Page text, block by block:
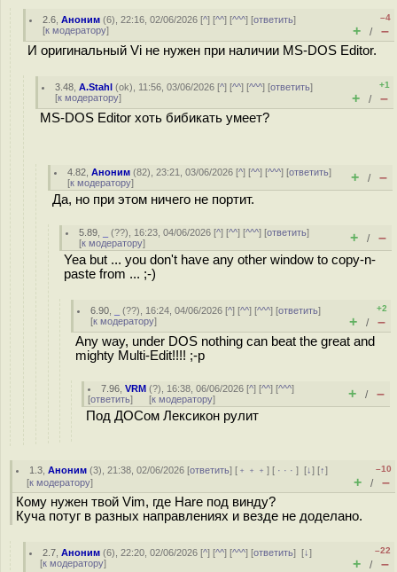
2.6 ,Аноним (6), 22:16, 02/06/2026 [^] [^^] [^^^] [ответить]
[к модератору]
–4
+ / –
И оригинальный Vi не нужен при наличии MS-DOS Editor.
3.48 ,A.Stahl (ok), 11:56, 03/06/2026 [^] [^^] [^^^] [ответить]
[к модератору]
+1
+ / –
MS-DOS Editor хоть бибикать умеет?
4.82 ,Аноним (82), 23:21, 03/06/2026 [^] [^^] [^^^] [ответить]
[к модератору] + / –
Да, но при этом ничего не портит.
5.89 (??), 16:23, 04/06/2026 [^] [^^] [^^^] [ответить]
[к модератору] + / –
Yea but ... you don't have any other window to copy-n-
paste from ... ;-)
6.90 (??), 16:24, 04/06/2026 [^] [^^] [^^^] [ответить]
[к модератору]
+2
+ / –
Any way, under DOS nothing can beat the great and
mighty Multi-Edit!!!! ;-p
7.96 ,VRM (?), 16:38, 06/06/2026 [^] [^^] [^^^]
[ответить] [к модератору] + / –
Под ДОСом Лексикон рулит
1.3 ,Аноним (3), 21:38, 02/06/2026 [ответить] [ ﹢﹢﹢] [ · · ·][↓] [↑]
[к модератору]
–10
+ / –
Кому нужен твой Vim, где Hare под винду?
Куча потуг в разных направлениях и везде не доделано.
2.7 ,Аноним (6), 22:20, 02/06/2026 [^] [^^] [^^^] [ответить][↓]
[к модератору]
–22
+ / –